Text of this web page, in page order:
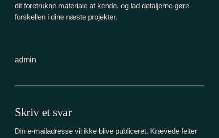
dit foretrukne materiale at kende, og lad detaljerne gøre
forskellen i dine næste projekter.
admin
Skriv et svar
Din e-mailadresse vil ikke blive publiceret. Krævede felter